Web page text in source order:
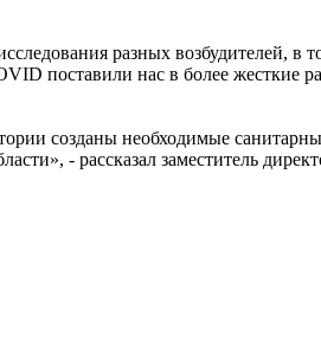
разных возбудителей, в
поставили нас в более жесткие
созданы необходимые
- рассказал заместитель